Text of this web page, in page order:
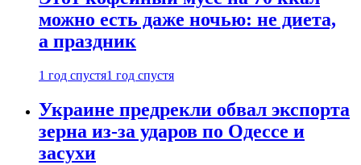
можно есть даже ночью: не диета,
а праздник
1 год спустя1 год спустя
Украине предрекли обвал экспорта
зерна из-за ударов по Одессе и
засухи